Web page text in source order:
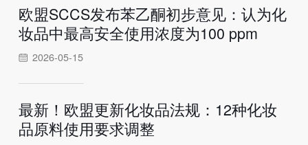
欧盟SCCS发布苯乙酮初步意见：认为化
妆品中最高安全使用浓度为100 ppm
2026-05-15
最新！欧盟更新化妆品法规：12种化妆
品原料使用要求调整